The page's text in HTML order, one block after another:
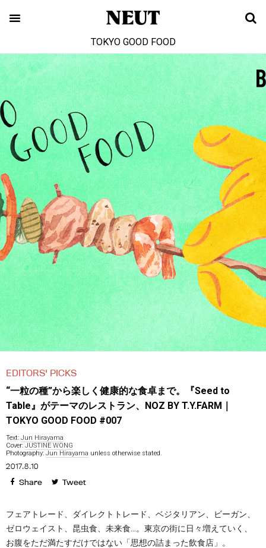
TOKYO GOOD FOOD
EDITORS' PICKS
“一粒の種”から楽しく健康的な食卓まで。『Seed to
Table』がテーマのレストラン、NOZ BY T.Y.FARM｜
TOKYO GOOD FOOD #007
Text: Jun Hirayama
Cover: JUSTINE WONG
Photography: Jun Hirayama unless otherwise stated.
2017.8.10
Share Tweet
フェアトレード、ダイレクトトレード、ベジタリアン、ビーガン、
ゼロウェイスト、昆虫食、未来食…。東京の街に日々増えていく、
お腹をただ満たすだけではない「思想の詰まった飲食店」。